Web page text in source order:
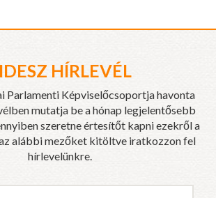
HÍRLEVÉL
Parlamenti Képviselőcsoportja havonta
mutatja be a hónap legjelentősebb
szeretne értesítőt kapni ezekről a
alábbi mezőket kitöltve iratkozzon fel
hírlevelünkre.